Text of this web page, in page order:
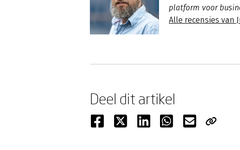
platform voor
Alle recensies van
Deel dit artikel